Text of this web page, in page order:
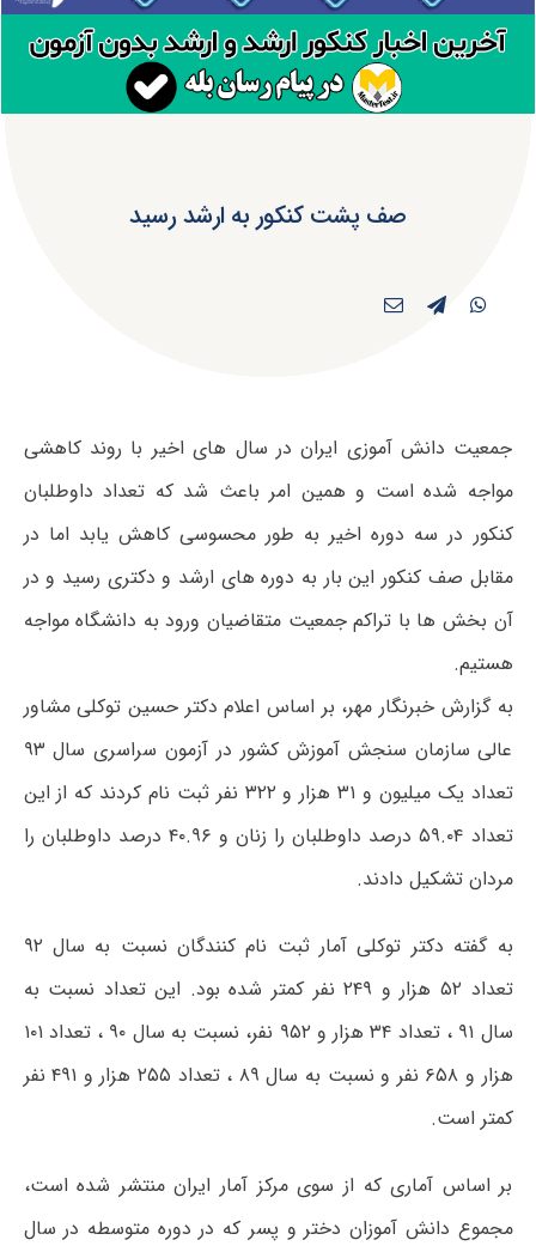
صف پشت کنکور به ارشد رسید
جمعیت دانش آموزی ایران در سال های اخیر با روند کاهشی
مواجه شده است و همین امر باعث شد که تعداد داوطلبان
کنکور در سه دوره اخیر به طور محسوسی کاهش یابد اما در
مقابل صف کنکور این بار به دوره های ارشد و دکتری رسید و در
آن بخش ها با تراکم جمعیت متقاضیان ورود به دانشگاه مواجه
هستیم.
به گزارش خبرنگار مهر، بر اساس اعلام دکتر حسین توکلی مشاور
عالی سازمان سنجش آموزش کشور در آزمون سراسری سال ۹۳
تعداد یک میلیون و ۳۱ هزار و ۳۲۲ نفر ثبت نام کردند که از این
تعداد ۵۹.۰۴ درصد داوطلبان را زنان و ۴۰.۹۶ درصد داوطلبان را
مردان تشکیل دادند.
به گفته دکتر توکلی آمار ثبت نام کنندگان نسبت به سال ۹۲
تعداد ۵۲ هزار و ۲۴۹ نفر کمتر شده بود. این تعداد نسبت به
سال ۹۱ ، تعداد ۳۴ هزار و ۹۵۲ نفر، نسبت به سال ۹۰ ، تعداد ۱۰۱
هزار و ۶۵۸ نفر و نسبت به سال ۸۹ ، تعداد ۲۵۵ هزار و ۴۹۱ نفر
کمتر است.
بر اساس آماری که از سوی مرکز آمار ایران منتشر شده است،
مجموع دانش آموزان دختر و پسر که در دوره متوسطه در سال